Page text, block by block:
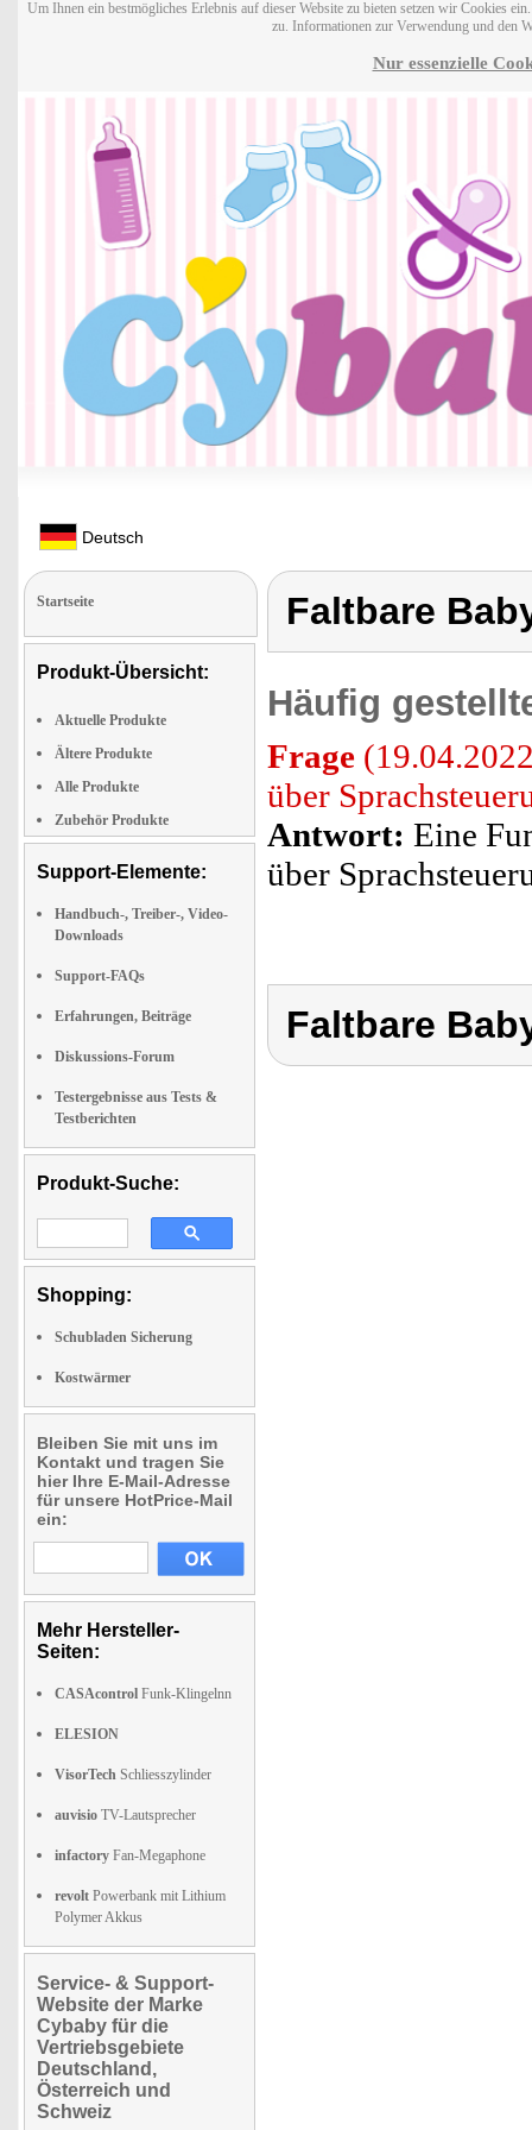
Um Ihnen ein bestmögliches Erlebnis auf dieser Website zu bieten setzen wir Cookies
zu. Informationen zur Verwendung und den
Nur essenzielle
Deutsch
Startseite
Produkt-Übersicht:
Aktuelle Produkte
Ältere Produkte
Alle Produkte
Zubehör Produkte
Support-Elemente:
Handbuch-, Treiber-, Video-
Downloads
Support-FAQs
Erfahrungen, Beiträge
Diskussions-Forum
Testergebnisse aus Tests &
Testberichten
Produkt-Suche:
Shopping:
Schubladen Sicherung
Kostwärmer
Bleiben Sie mit uns im
Kontakt und tragen Sie
hier Ihre E-Mail-Adresse
für unsere HotPrice-Mail
ein:
Mehr Hersteller-
Seiten:
CASAcontrol Funk-Klingelnn
ELESION
VisorTech Schliesszylinder
auvisio TV-Lautsprecher
infactory Fan-Megaphone
revolt Powerbank mit Lithium
Polymer Akkus
Service- & Support-
Website der Marke
Cybaby für die
Vertriebsgebiete
Deutschland,
Österreich und
Schweiz
Faltbare
Häufig
Frage
über
Antwort: Eine
über
Faltbare